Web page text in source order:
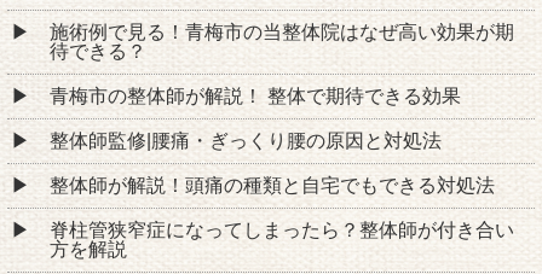
施術例で見る！青梅市の当整体院はなぜ高い効果が期
待できる？
青梅市の整体師が解説！ 整体で期待できる効果
整体師監修|腰痛・ぎっくり腰の原因と対処法
整体師が解説！頭痛の種類と自宅でもできる対処法
脊柱管狭窄症になってしまったら？整体師が付き合い
方を解説